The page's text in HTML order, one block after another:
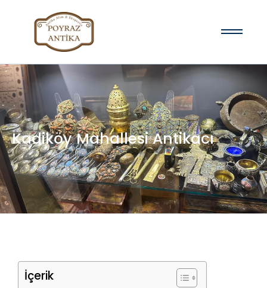
Kadiköy Mahallesi Antikacı
İçerik